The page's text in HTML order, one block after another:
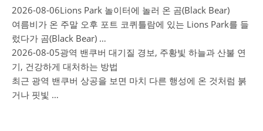
2026-08-06Lions Park 놀이터에 놀러 온 곰(Black Bear)
여름비가 온 주말 오후 포트 코퀴틀람에 있는 Lions Park를 들
렀다가 곰(Black Bear) …
2026-08-05광역 밴쿠버 대기질 경보, 주황빛 하늘과 산불 연
기, 건강하게 대처하는 방법
최근 광역 밴쿠버 상공을 보면 마치 다른 행성에 온 것처럼 붉
거나 핏빛 …